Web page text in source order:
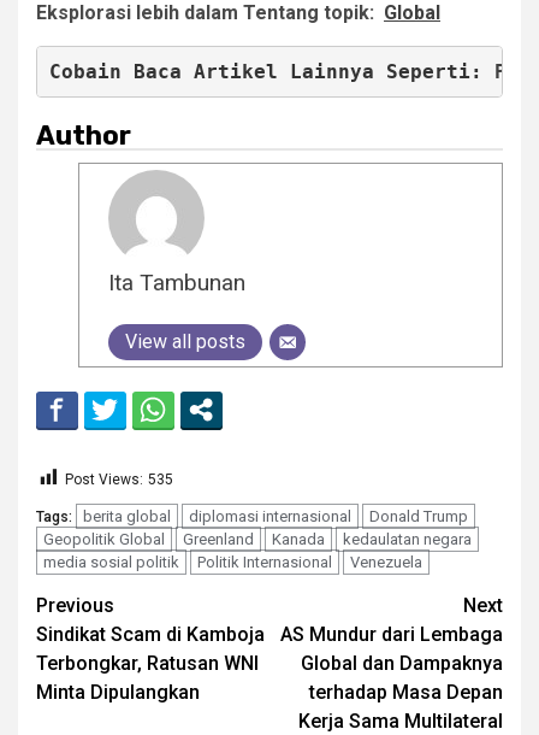
Eksplorasi lebih dalam Tentang topik: Global
Cobain Baca Artikel Lainnya Seperti:
Author
Ita Tambunan
View all posts
Post Views: 535
Tags: berita global diplomasi internasional
Donald Trump
Geopolitik Global
Greenland Kanada
kedaulatan negara
media sosial politik
Politik Internasional Venezuela
Continue
Reading
Previous
Sindikat Scam di Kamboja
Terbongkar, Ratusan WNI
Minta Dipulangkan
Next
AS Mundur dari Lembaga
Global dan Dampaknya
terhadap Masa Depan
Kerja Sama Multilateral